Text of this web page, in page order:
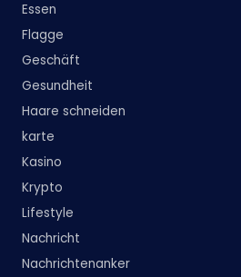
Essen
Flagge
Geschäft
Gesundheit
Haare schneiden
karte
Kasino
Krypto
Lifestyle
Nachricht
Nachrichtenanker